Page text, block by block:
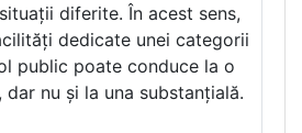
diferite. În acest sens,
dedicate unei categorii
public poate conduce la o
nu și la una substanțială.